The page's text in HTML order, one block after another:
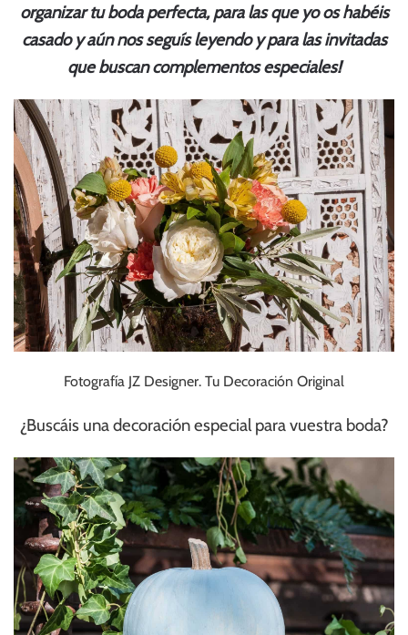
organizar tu boda perfecta, para las que yo os habéis
casado y aún nosseguísleyendo y para las invitadas
quebuscan complementosespeciales!
Fotografía JZ Designer. Tu Decoración Original
¿Buscáis una decoración especial para vuestra boda?